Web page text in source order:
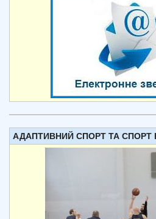
АДАПТИВНИЙ СПОРТ ТА СПОРТ